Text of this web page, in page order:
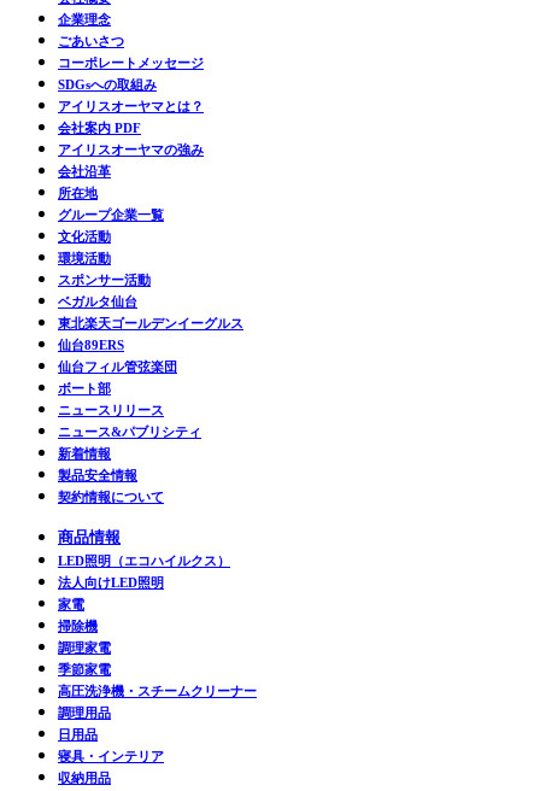
企業理念
ごあいさつ
コーポレートメッセージ
SDGsへの取組み
アイリスオーヤマとは？
会社案内 PDF
アイリスオーヤマの強み
会社沿革
所在地
グループ企業一覧
文化活動
環境活動
スポンサー活動
ベガルタ仙台
東北楽天ゴールデンイーグルス
仙台89ERS
仙台フィル管弦楽団
ボート部
ニュースリリース
ニュース&パブリシティ
新着情報
製品安全情報
契約情報について
商品情報
LED照明（エコハイルクス）
法人向けLED照明
家電
掃除機
調理家電
季節家電
高圧洗浄機・スチームクリーナー
調理用品
日用品
寝具・インテリア
収納用品